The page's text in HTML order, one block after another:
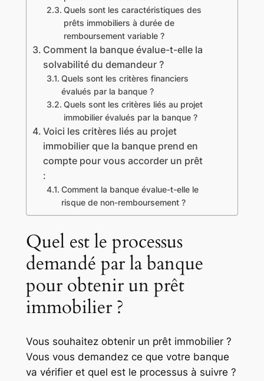
Quels sont les caractéristiques des
prêts immobiliers à durée de
remboursement variable ?
Comment la banque évalue-t-elle la
solvabilité du demandeur ?
Quels sont les critères financiers
évalués par la banque ?
Quels sont les critères liés au projet
immobilier évalués par la banque ?
Voici les critères liés au projet
immobilier que la banque prend en
compte pour vous accorder un prêt
:
Comment la banque évalue-t-elle le
risque de non-remboursement ?
Quel est le processus
demandé par la banque
pour obtenir un prêt
immobilier ?
Vous souhaitez obtenir un prêt immobilier ?
Vous vous demandez ce que votre banque
va vérifier et quel est le processus à suivre ?